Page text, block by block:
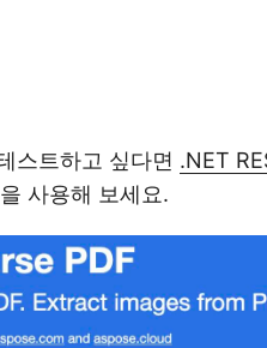
스트하고 싶다면 .NET
사용해 보세요.